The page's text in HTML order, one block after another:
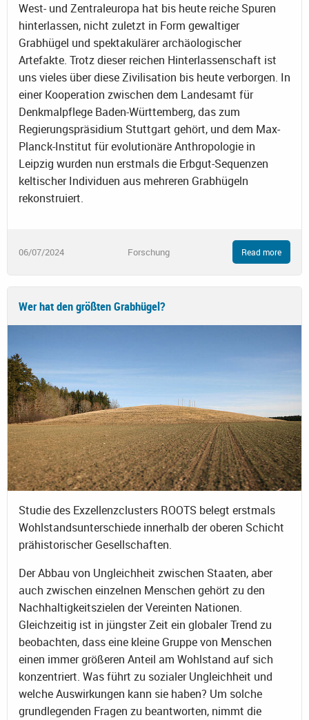
West- und Zentraleuropa hat bis heute reiche Spuren
hinterlassen, nicht zuletzt in Form gewaltiger
Grabhügel und spektakulärer archäologischer
Artefakte. Trotz dieser reichen Hinterlassenschaft ist
uns vieles über diese Zivilisation bis heute verborgen. In
einer Kooperation zwischen dem Landesamt für
Denkmalpflege Baden-Württemberg, das zum
Regierungspräsidium Stuttgart gehört, und dem Max-
Planck-Institut für evolutionäre Anthropologie in
Leipzig wurden nun erstmals die Erbgut-Sequenzen
keltischer Individuen aus mehreren Grabhügeln
rekonstruiert.
06/07/2024 Forschung Read more
Wer hat den größten Grabhügel?
Studie des Exzellenzclusters ROOTS belegt erstmals
Wohlstandsunterschiede innerhalb der oberen Schicht
prähistorischer Gesellschaften.
Der Abbau von Ungleichheit zwischen Staaten, aber
auch zwischen einzelnen Menschen gehört zu den
Nachhaltigkeitszielen der Vereinten Nationen.
Gleichzeitig ist in jüngster Zeit ein globaler Trend zu
beobachten, dass eine kleine Gruppe von Menschen
einen immer größeren Anteil am Wohlstand auf sich
konzentriert. Was führt zu sozialer Ungleichheit und
welche Auswirkungen kann sie haben? Um solche
grundlegenden Fragen zu beantworten, nimmt die